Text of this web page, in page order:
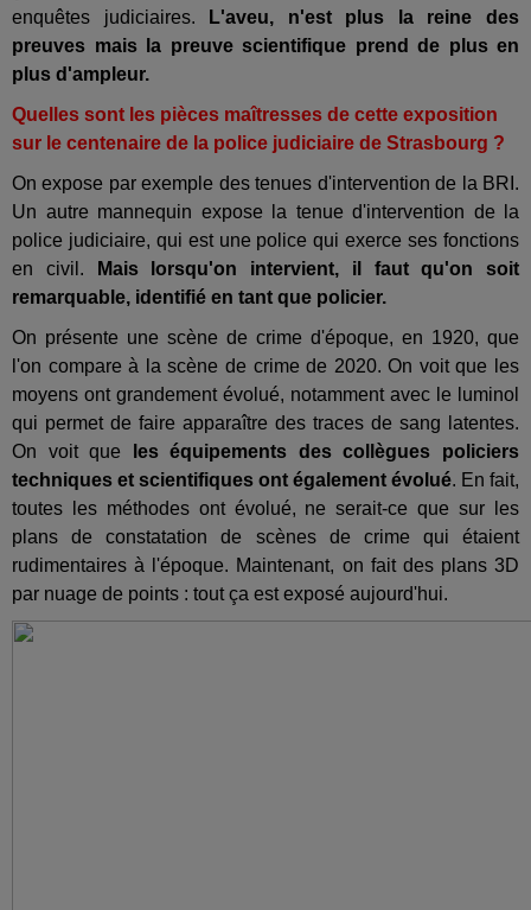
enquêtes judiciaires.
L'aveu, n'est plus la reine des
preuves mais la preuve scientifique prend de plus en
plus d'ampleur.
Quelles sont les pièces maîtresses de cette exposition
sur le centenaire de la police judiciaire de Strasbourg ?
On expose par exemple des tenues d'intervention de la BRI.
Un autre mannequin expose la tenue d'intervention de la
police judiciaire, qui est une police qui exerce ses fonctions
en civil.
Mais lorsqu'on intervient, il faut qu'on soit
remarquable, identifié en tant que policier.
On présente une scène de crime d'époque, en 1920, que
l'on compare à la scène de crime de 2020. On voit que les
moyens ont grandement évolué, notamment avec le luminol
qui permet de faire apparaître des traces de sang latentes.
On voit que les équipements des collègues policiers
techniques et scientifiques ont également évolué. En fait,
toutes les méthodes ont évolué, ne serait-ce que sur les
plans de constatation de scènes de crime qui étaient
rudimentaires à l'époque. Maintenant, on fait des plans 3D
par nuage de points : tout ça est exposé aujourd'hui.